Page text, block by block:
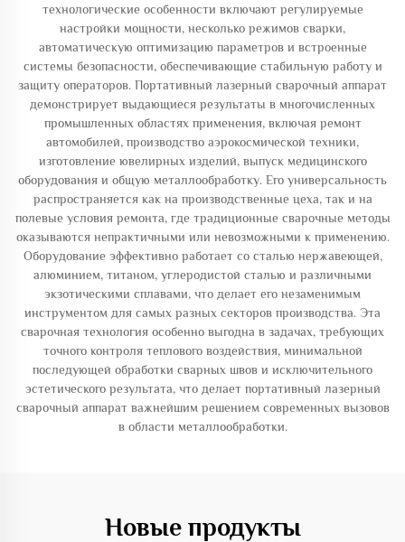
технологические особенности включают регулируемые
настройки мощности, несколько режимов сварки,
автоматическую оптимизацию параметров и встроенные
системы безопасности, обеспечивающие стабильную работу и
защиту операторов. Портативный лазерный сварочный аппарат
демонстрирует выдающиеся результаты в многочисленных
промышленных областях применения, включая ремонт
автомобилей, производство аэрокосмической техники,
изготовление ювелирных изделий, выпуск медицинского
оборудования и общую металлообработку. Его универсальность
распространяется как на производственные цеха, так и на
полевые условия ремонта, где традиционные сварочные методы
оказываются непрактичными или невозможными к применению.
Оборудование эффективно работает со сталью нержавеющей,
алюминием, титаном, углеродистой сталью и различными
экзотическими сплавами, что делает его незаменимым
инструментом для самых разных секторов производства. Эта
сварочная технология особенно выгодна в задачах, требующих
точного контроля теплового воздействия, минимальной
последующей обработки сварных швов и исключительного
эстетического результата, что делает портативный лазерный
сварочный аппарат важнейшим решением современных вызовов
в области металлообработки.
Новые продукты